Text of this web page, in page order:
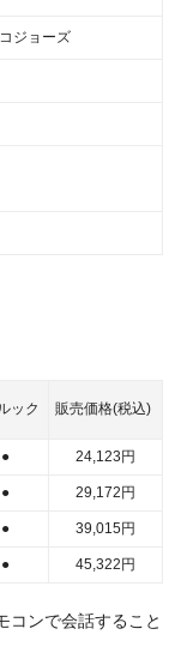
ジョーズ
ック 販売価格(税込)
● 24,123 円
● 29,172 円
● 39,015円
● 45,322 円
コンで会話すること